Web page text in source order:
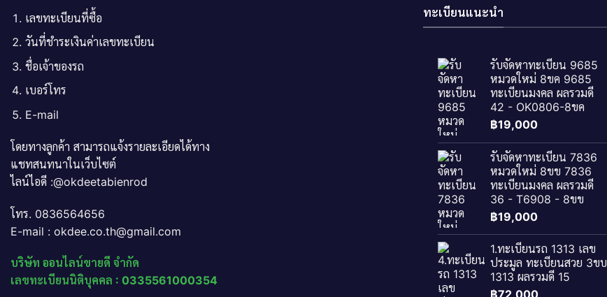
เลขทะเบียนที่ซื้อ
วันที่ชำระเงินค่าเลขทะเบียน
ชื่อเจ้าของรถ
เบอร์โทร
E-mail
โดยทางลูกค้า สามารถแจ้งรายละเอียดได้ทาง
แชทสนทนาในเว็บไซต์
ไลน์ไอดี :@okdeetabienrod
โทร. 0836564656
E-mail : okdee.co.th@gmail.com
บริษัท ออนไลน์ขายดี จำกัด
เลขทะเบียนนิติบุคคล : 0335561000354
ทะเบียนแนะนำ
รับจัดหาทะเบียน 9685
หมวดใหม่ 8ขค 9685
ทะเบียนมงคล ผลรวมดี
42 - OK0806-8ขค
฿19,000
รับจัดหาทะเบียน 7836
หมวดใหม่ 8ขข 7836
ทะเบียนมงคล ผลรวมดี
36 - T6908 - 8ขข
฿19,000
1.ทะเบียนรถ 1313 เลข
ประมูล ทะเบียนสวย 3ขบ
1313 ผลรวมดี 15